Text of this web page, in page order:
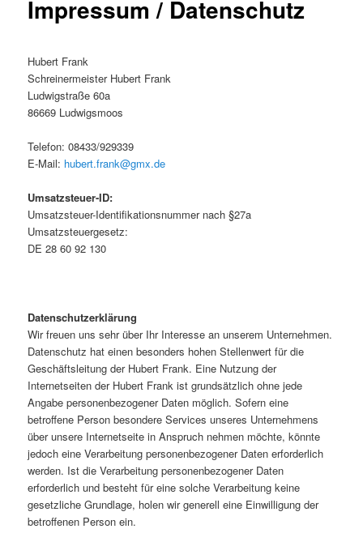
Impressum / Datenschutz
Hubert Frank
Schreinermeister Hubert Frank
Ludwigstraße 60a
86669 Ludwigsmoos
Telefon: 08433/929339
E-Mail: hubert.frank@gmx.de
Umsatzsteuer-ID:
Umsatzsteuer-Identifikationsnummer nach §27a
Umsatzsteuergesetz:
DE 28 60 92 130
Datenschutzerklärung
Wir freuen uns sehr über Ihr Interesse an unserem Unternehmen.
Datenschutz hat einen besonders hohen Stellenwert für die
Geschäftsleitung der Hubert Frank. Eine Nutzung der
Internetseiten der Hubert Frank ist grundsätzlich ohne jede
Angabe personenbezogener Daten möglich. Sofern eine
betroffene Person besondere Services unseres Unternehmens
über unsere Internetseite in Anspruch nehmen möchte, könnte
jedoch eine Verarbeitung personenbezogener Daten erforderlich
werden. Ist die Verarbeitung personenbezogener Daten
erforderlich und besteht für eine solche Verarbeitung keine
gesetzliche Grundlage, holen wir generell eine Einwilligung der
betroffenen Person ein.